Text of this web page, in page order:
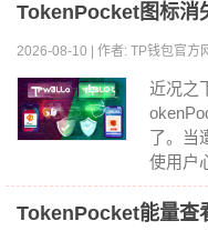
TokenPocket图标消
2026-08-10 | 作者: TP钱包官方
近况之
了。当
使用户
TokenPocket能量查